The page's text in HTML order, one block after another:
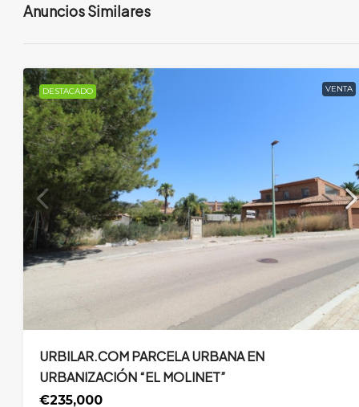
Anuncios Similares
DESTACADO VENTA
URBILAR.COM PARCELA URBANA EN
URBANIZACIÓN “EL MOLINET”
€235,000